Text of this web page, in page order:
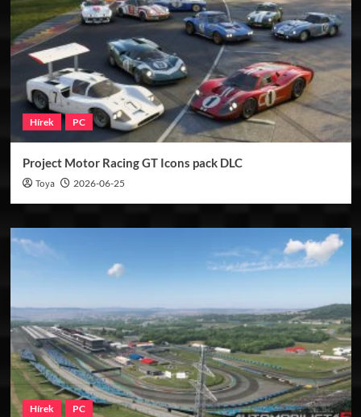
Hírek PC
Project Motor Racing GT Icons pack DLC
Toya 2026-06-25
Hírek PC